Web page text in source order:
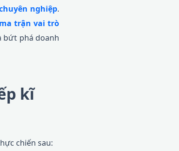
nghiệp.
trận vai trò
bứt phá doanh
kĩ
chiến sau: